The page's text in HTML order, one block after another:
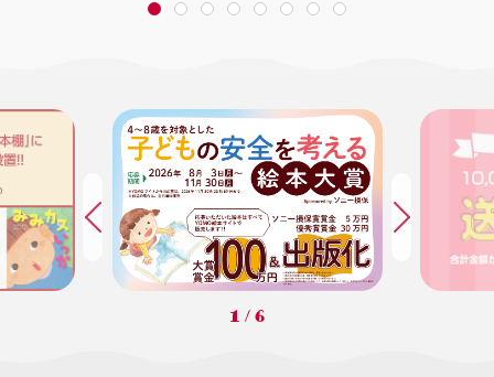
1 2 3 4 5 6 7 8
1 / 6